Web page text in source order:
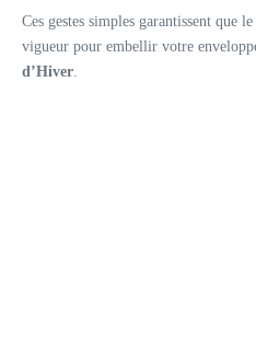
Ces gestes simples garantissent que
vigueur pour embellir votre
d’Hiver.